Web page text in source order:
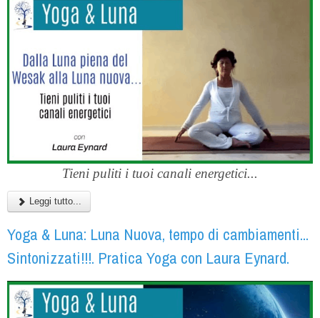
Tieni puliti i tuoi canali energetici...
Leggi tutto...
Yoga & Luna: Luna Nuova, tempo di cambiamenti...
Sintonizzati!!!. Pratica Yoga con Laura Eynard.